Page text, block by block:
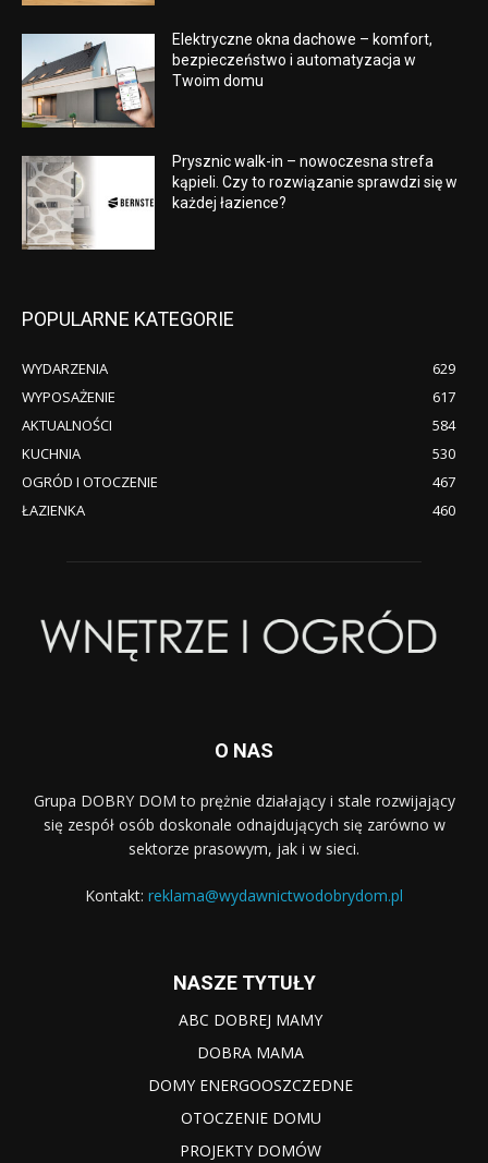
Elektryczne okna dachowe – komfort,
bezpieczeństwo i automatyzacja w
Twoim domu
Prysznic walk-in – nowoczesna strefa
kąpieli. Czy to rozwiązanie sprawdzi się w
każdej łazience?
POPULARNE KATEGORIE
WYDARZENIA
629
WYPOSAŻENIE
617
AKTUALNOŚCI
584
KUCHNIA
530
OGRÓD I OTOCZENIE
467
ŁAZIENKA
460
O NAS
Grupa DOBRY DOM to prężnie działający i stale rozwijający
się zespół osób doskonale odnajdujących się zarówno w
sektorze prasowym, jak i w sieci.
Kontakt: reklama@wydawnictwodobrydom.pl
NASZE TYTUŁY
ABC DOBREJ MAMY
DOBRA MAMA
DOMY ENERGOOSZCZEDNE
OTOCZENIE DOMU
PROJEKTY DOMÓW